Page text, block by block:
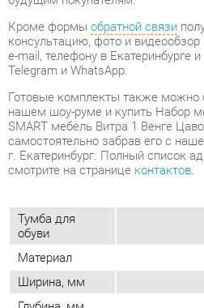
Готовые комплекты также можно
нашем шоу-руме и купить Набор
SMART мебель Витра 1 Венге Цаво
самостоятельно забрав его с
г. Екатеринбург. Полный список
смотрите на странице
Тумба для
обуви
Материал
Глубина, мм
Цвет
Венге
Высота, мм
Вес упаковок,
кг